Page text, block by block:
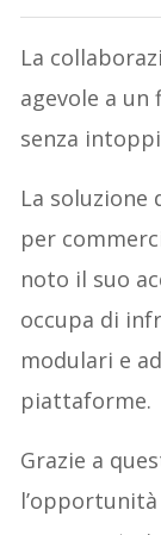
La
agevole a
senza
La soluzione
per
noto il suo
occupa di
modulari e
piattaforme.
Grazie a